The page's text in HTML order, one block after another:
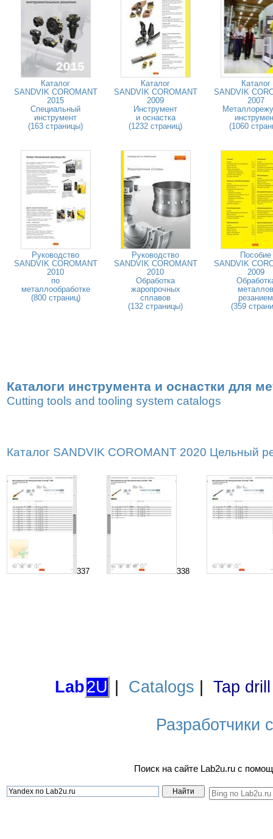
Каталог
SANDVIK COROMANT
2015
Специальный
инструмент
(163 страницы)
Каталог
SANDVIK COROMANT
2009
Инструмент
и оснастка
(1232 страниц)
Каталог
SANDVIK
2007
(1060
Руководство
SANDVIK COROMANT
2010
по
металлообработке
(800 страниц)
Руководство
SANDVIK COROMANT
2010
Обработка
жаропрочных
сплавов
(132 страницы)
Пособие
SANDVIK
2009
металлов
резанием
(359
Каталоги инструмента и оснастки для
Cutting tools and tooling system catalogs
Каталог SANDVIK COROMANT 2020 Цельный
337 338
Lab2U Catalogs Tap
Разработчики
Поиск на сайте Lab2u.ru с